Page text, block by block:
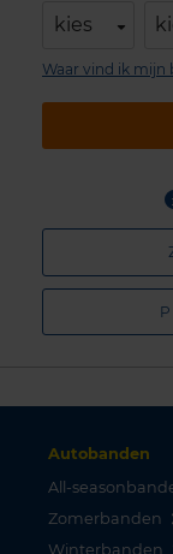
kies
Waar vind ik mijn
Autobanden
All-
Zomerbanden
Winterbanden